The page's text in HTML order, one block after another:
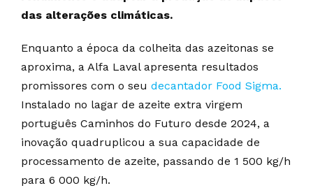
das alterações climáticas.
Enquanto a época da colheita das azeitonas se
aproxima, a Alfa Laval apresenta resultados
promissores com o seu decantador Food Sigma.
Instalado no lagar de azeite extra virgem
português Caminhos do Futuro desde 2024, a
inovação quadruplicou a sua capacidade de
processamento de azeite, passando de 1 500 kg/h
para 6 000 kg/h.